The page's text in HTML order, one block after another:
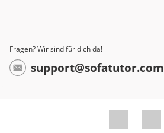
Fragen? Wir sind für dich da!
support@sofatutor.com